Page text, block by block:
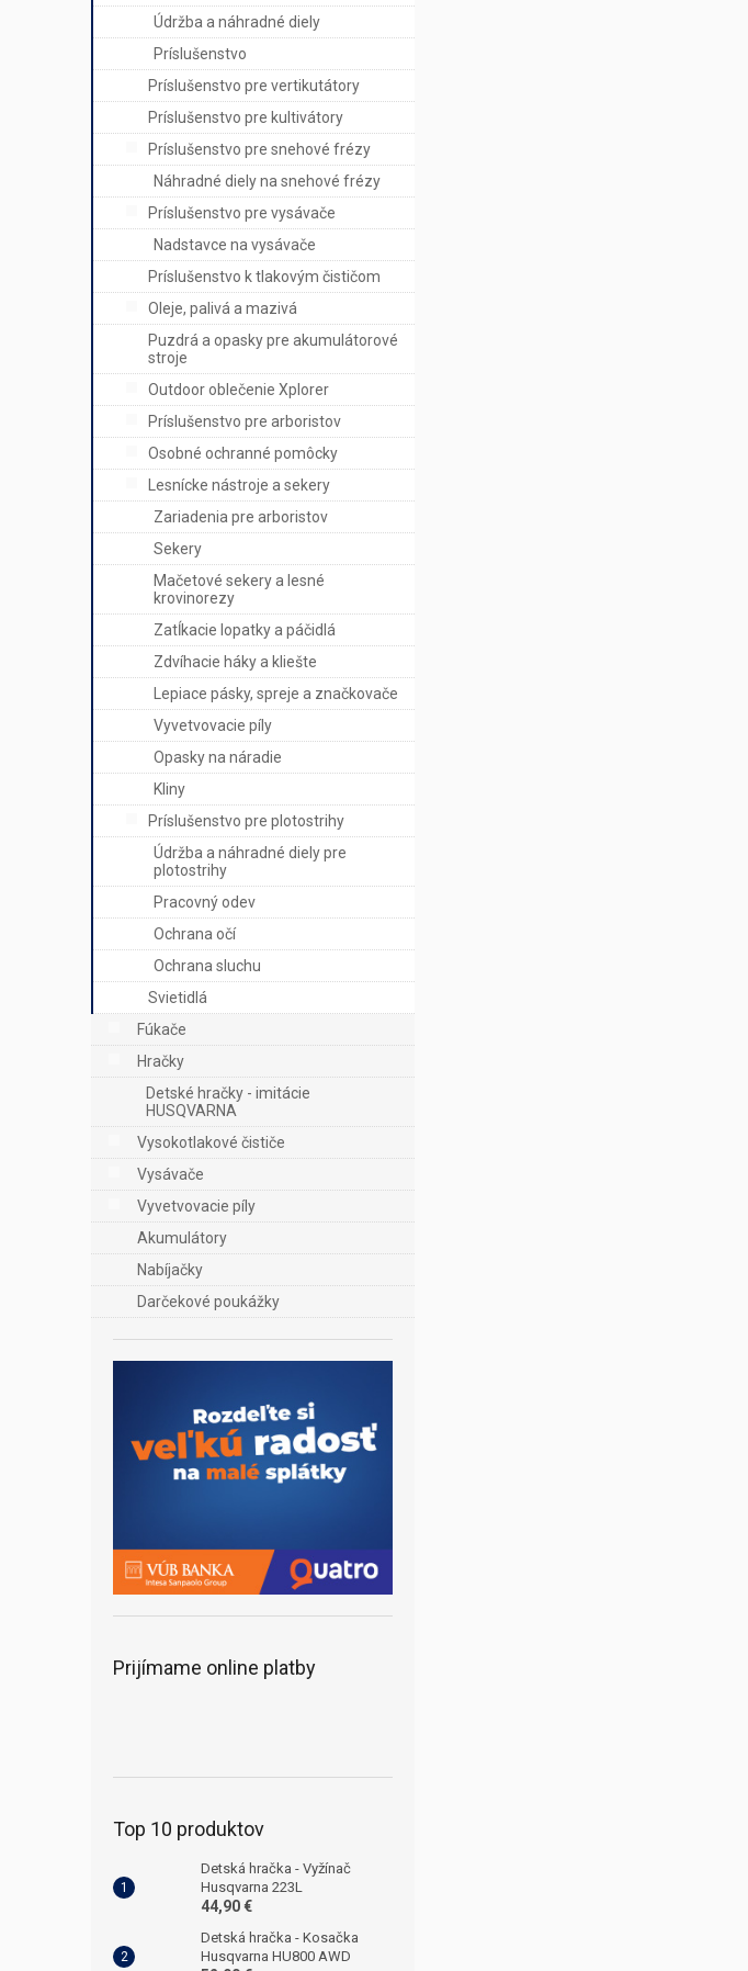
Údržba a náhradné diely
Príslušenstvo
Príslušenstvo pre vertikutátory
Príslušenstvo pre kultivátory
Príslušenstvo pre snehové frézy
Náhradné diely na snehové frézy
Príslušenstvo pre vysávače
Nadstavce na vysávače
Príslušenstvo k tlakovým čističom
Oleje, palivá a mazivá
Puzdrá a opasky pre akumulátorové
stroje
Outdoor oblečenie Xplorer
Príslušenstvo pre arboristov
Osobné ochranné pomôcky
Lesnícke nástroje a sekery
Zariadenia pre arboristov
Sekery
Mačetové sekery a lesné
krovinorezy
Zatĺkacie lopatky a páčidlá
Zdvíhacie háky a kliešte
Lepiace pásky, spreje a značkovače
Vyvetvovacie píly
Opasky na náradie
Kliny
Príslušenstvo pre plotostrihy
Údržba a náhradné diely pre
plotostrihy
Pracovný odev
Ochrana očí
Ochrana sluchu
Svietidlá
Fúkače
Hračky
Detské hračky - imitácie
HUSQVARNA
Vysokotlakové čističe
Vysávače
Vyvetvovacie píly
Akumulátory
Nabíjačky
Darčekové poukážky
Prijímame online platby
Top 10 produktov
Detská hračka - Vyžínač
Husqvarna 223L
44,90 €
Detská hračka - Kosačka
Husqvarna HU800 AWD